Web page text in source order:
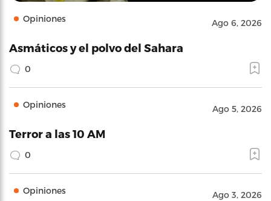
Opiniones Ago 6, 2026
Asmáticos y el polvo del Sahara
0
Opiniones Ago 5, 2026
Terror a las 10 AM
0
Opiniones Ago 3, 2026